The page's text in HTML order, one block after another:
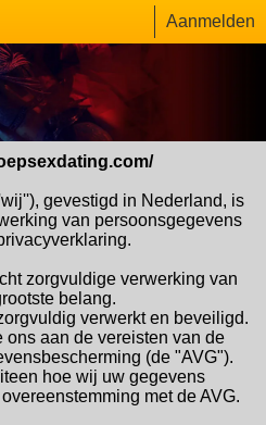
Aanmelden
gevestigd in Nederland, is
van persoonsgegevens
zorgvuldige verwerking van
belang.
verwerkt en beveiligd.
aan de vereisten van de
(de "AVG").
hoe wij uw gegevens
met de AVG.